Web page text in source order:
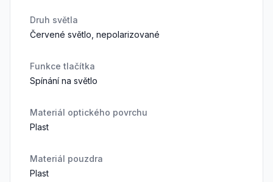
Druh světla
Červené světlo, nepolarizované
Funkce tlačítka
Spínání na světlo
Materiál optického povrchu
Plast
Materiál pouzdra
Plast